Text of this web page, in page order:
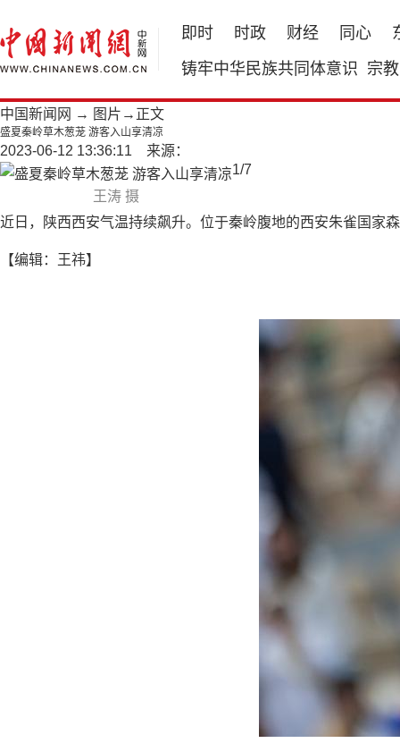
即时 时政 财经 同心
铸牢中华民族共同体意识 宗教
中国新闻网 → 图片 →正文
盛夏秦岭草木葱茏 游客入山享清凉
2023-06-12 13:36:11 来源：
王涛 摄
1/7
近日，陕西西安气温持续飙升。位于秦岭腹地的西安朱雀国家
【编辑：王祎】